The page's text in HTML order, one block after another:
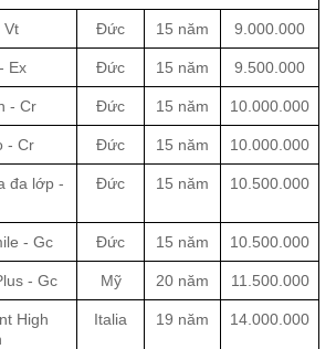
Vt Đức 15 năm 9.000.000
Ex Đức 15 năm 9.500.000
- Cr Đức 15 năm 10.000.000
- Cr Đức 15 năm 10.000.000
đa lớp -
Đức 15 năm 10.500.000
- Gc Đức 15 năm 10.500.000
- Gc Mỹ 20 năm 11.500.000
High
Italia 19 năm 14.000.000